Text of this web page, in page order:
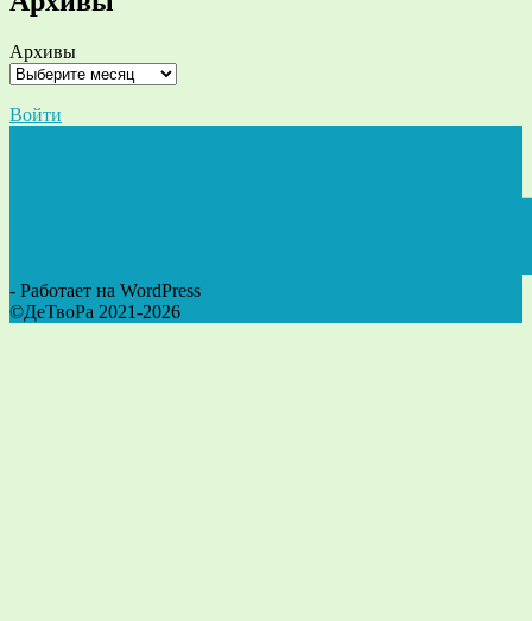
Архивы
Войти
- Работает на WordPress
©ДеТвоРа 2021-2026